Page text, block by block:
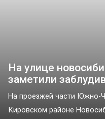
На улице
заметили
На проезжей части Южно-
Кировском районе